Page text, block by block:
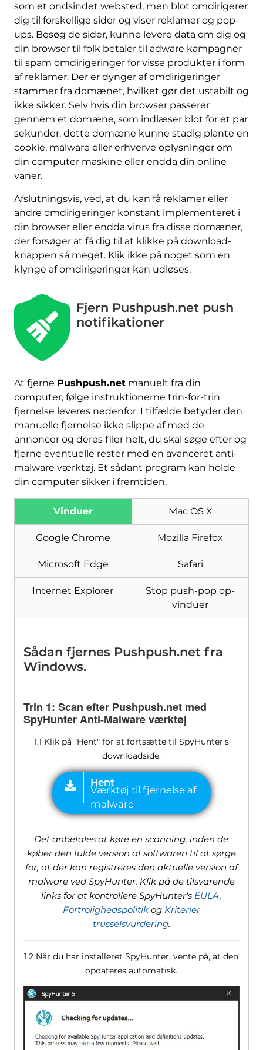
som et ondsindet websted, men blot omdirigerer
dig til forskellige sider og viser reklamer og pop-
ups. Besøg de sider, kunne levere data om dig og
din browser til folk betaler til adware kampagner
til spam omdirigeringer for visse produkter i form
af reklamer. Der er dynger af omdirigeringer
stammer fra domænet, hvilket gør det ustabilt og
ikke sikker. Selv hvis din browser passerer
gennem et domæne, som indlæser blot for et par
sekunder, dette domæne kunne stadig plante en
cookie, malware eller erhverve oplysninger om
din computer maskine eller endda din online
vaner.
Afslutningsvis, ved, at du kan få reklamer eller
andre omdirigeringer konstant implementeret i
din browser eller endda virus fra disse domæner,
der forsøger at få dig til at klikke på download-
knappen så meget. Klik ikke på noget som en
klynge af omdirigeringer kan udløses.
Fjern Pushpush.net push
notifikationer
At fjerne Pushpush.netmanuelt fra din
computer, følge instruktionerne trin-for-trin
fjernelse leveres nedenfor. I tilfælde betyder den
manuelle fjernelse ikke slippe af med de
annoncer og deres filer helt, du skal søge efter og
fjerne eventuelle rester med en avanceret anti-
malware værktøj. Et sådant program kan holde
din computer sikker i fremtiden.
Vinduer Mac OS X
Google Chrome Mozilla Firefox
Microsoft Edge Safari
Internet Explorer
Stop push-pop op-
vinduer
Sådan fjernes Pushpush.net fra
Windows.
Trin 1: Scan efter Pushpush.net med
SpyHunter Anti-Malware værktøj
1.1 Klik på "Hent" for at fortsætte til SpyHunter's
downloadside.
Værktøj til fjernelse af
malware
Det anbefales at køre en scanning, inden de
køber den fulde version af softwaren til at sørge
for, at der kan registreres den aktuelle version af
malware ved SpyHunter. Klik på de tilsvarende
links for at kontrollere SpyHunter's EULA,
Fortrolighedspolitikog Kriterier
trusselsvurdering.
1.2 Når du har installeret SpyHunter, vente på, at den
opdateres automatisk.